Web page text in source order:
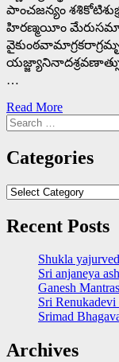
పాంచజన్యం
హిరణ్మయీం
…
Read More
Search
for:
Categories
Categories
Recent Posts
Shukla
Sri anjaneya
Ganesh Mantras
Sri Renukadevi
Srimad
Archives